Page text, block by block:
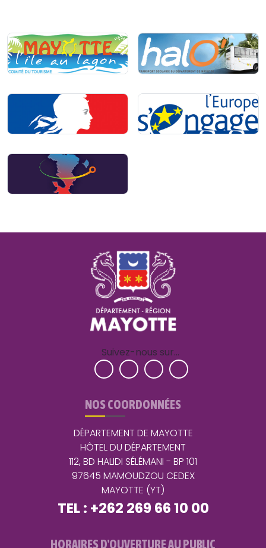
Suivez-nous sur…
NOS COORDONNÉES
DÉPARTEMENT DE MAYOTTE
HÔTEL DU DÉPARTEMENT
112, BD HALIDI SÉLÉMANI - BP 101
97645 MAMOUDZOU CEDEX
MAYOTTE (YT)
TEL : +262 269 66 10 00
HORAIRES D'OUVERTURE AU PUBLIC